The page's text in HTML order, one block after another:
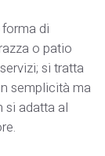
di
o patio
si tratta
semplicità ma
si adatta al